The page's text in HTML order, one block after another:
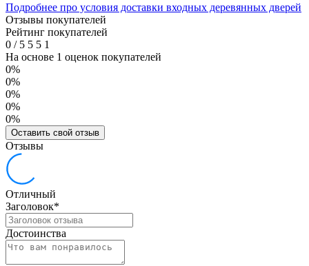
Подробнее про условия доставки входных деревянных дверей
Отзывы покупателей
Рейтинг покупателей
0 /5 5 5 1
На основе 1 оценок покупателей
0%
0%
0%
0%
0%
Оставить свой отзыв
Отзывы
Отличный
Заголовок*
Достоинства